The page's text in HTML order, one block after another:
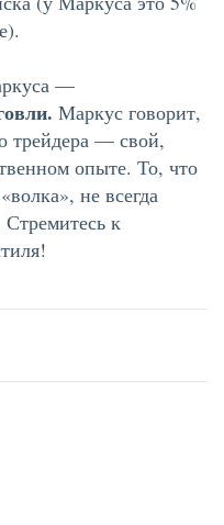
—
Маркус говорит,
трейдера — свой,
опыте. То, что
не всегда
Стремитесь к